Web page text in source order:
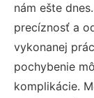
nám ešte
precíznosť a
vykonanej
pochybenie
komplikácie.